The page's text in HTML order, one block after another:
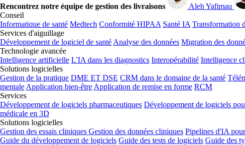
Rencontrez notre équipe de gestion des livraisons Aleh Yafimau
Conseil
Informatique de santé Medtech Conformité HIPAA Santé IA Transformation
Services d'aiguillage
Développement de logiciel de santé Analyse des données Migration des
Technologie avancée
Intelligence artificielle L'IA dans les diagnostics Interopérabilité Intelligence
Solutions logicielles
Gestion de la pratique DME ET DSE CRM dans le domaine de la santé
mentale Application bien-être Application de remise en forme RCM
Services
Développement de logiciels pharmaceutiques Développement de logiciels
médicale en 3D
Solutions logicielles
Gestion des essais cliniques Gestion des données cliniques Pipelines d'IA
Guide du développement de logiciels Guide des tests de logiciels Guide des